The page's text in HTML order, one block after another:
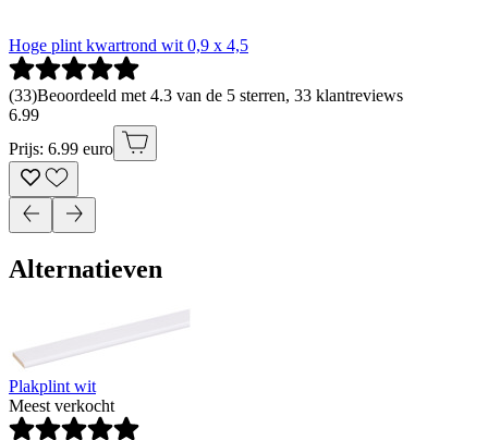
Hoge plint kwartrond wit 0,9 x 4,5
(33)Beoordeeld met 4.3 van de 5 sterren, 33 klantreviews
6.99
Prijs: 6.99 euro
Alternatieven
Plakplint wit
Meest verkocht